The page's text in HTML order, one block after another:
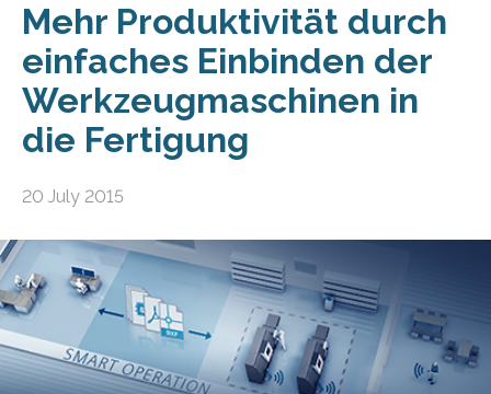
Mehr Produktivität durch
einfaches Einbinden der
Werkzeugmaschinen in
die Fertigung
20 July 2015